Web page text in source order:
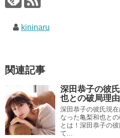
kininaru
関連記事
深田恭子の彼
也との破局理
深田恭子の彼氏現
なった亀梨和也と
とは！深田恭子の
て...